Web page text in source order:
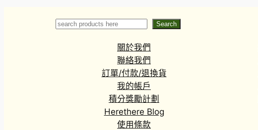
Search Search
關於我們
聯絡我們
訂單/付款/退換貨
我的帳戶
積分獎勵計劃
Herethere Blog
使用條款